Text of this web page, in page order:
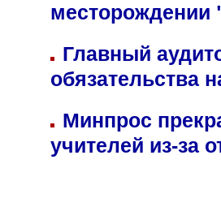
Главный
обязательства
Минпрос
учителей из-за